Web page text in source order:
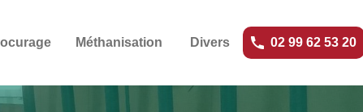
Méthanisation Divers 02 99 62 53 20